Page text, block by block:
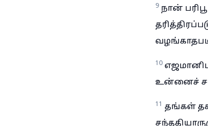
9 நான்
10
உன்னைச்
11 தங்கள்